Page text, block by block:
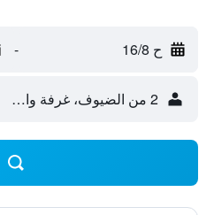
ح 16/8 -
2 من الضيوف، غرفة واحدة